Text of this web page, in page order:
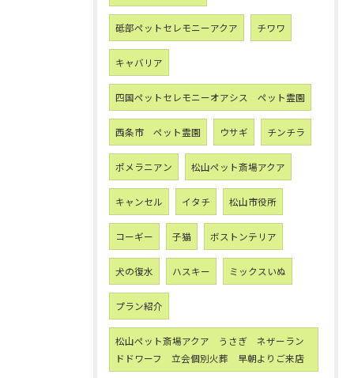
砥部ペットセレモニーアクア チワワ
キャバリア
四国ペットセレモニーオアシス ペット霊園
西条市 ペット霊園 ウサギ チンチラ
ポメラニアン 松山ペット斎場アクア
キャンセル イタチ 松山市役所
コーギー 子猫 ボストンテリア
犬の復水 ハスキー ミックスいぬ
プラン紹介
松山ペット斎場アクア うさぎ ネザーラン
ドドワーフ 立会個別火葬 早朝よりご来店